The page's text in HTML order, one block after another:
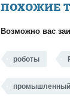
ПОХОЖИЕ
Возможно вас
роботы